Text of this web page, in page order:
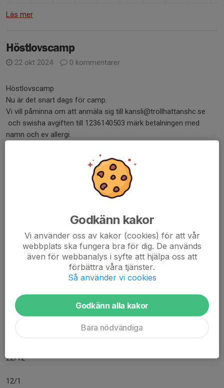
Läs mer
Höstlovscamp
22 okt 2024 0 kommentarer
Höstlovscamp
Nu är det snart dags för camp.
Vi vill påminna om att anmäla sig till kansli@trollhattanshc.se
och swisha avgiften till 1236140503 märk betalningen med
namn och ev allergi.
Säsongens poolspel
Nu finns alla våra poolspel för säsongen 2024/2025 inlagda i
kalendern.
Här nedan finns en sammanställning för er som vill boka in i
3/11
10/11
22/12
12/1
Godkänn kakor
Vi använder oss av kakor (cookies) för att vår
webbplats ska fungera bra för dig. De används
även för webbanalys i syfte att hjälpa oss att
förbättra våra tjänster.
Så använder vi cookies
Godkänn alla kakor
Bara nödvändiga